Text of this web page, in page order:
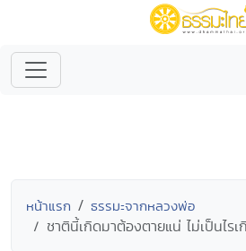
หน้าแรก ธรรมะจากหลวงพ่อ
ชาตินี้เกิดมาต้องตายแน่ ไม่เป็นไรเ